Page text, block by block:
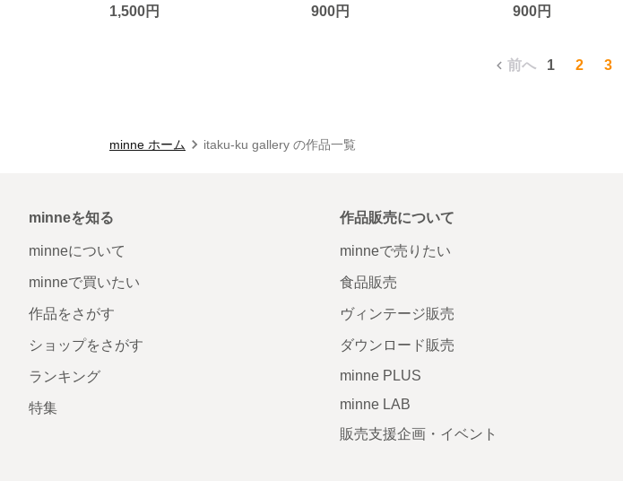
1,500円 900円 900円
前へ 1 2 3
minne ホーム itaku-ku gallery の作品一覧
minneを知る
minneについて
minneで買いたい
作品をさがす
ショップをさがす
ランキング
特集
作品販売について
minneで売りたい
食品販売
ヴィンテージ販売
ダウンロード販売
minne PLUS
minne LAB
販売支援企画・イベント